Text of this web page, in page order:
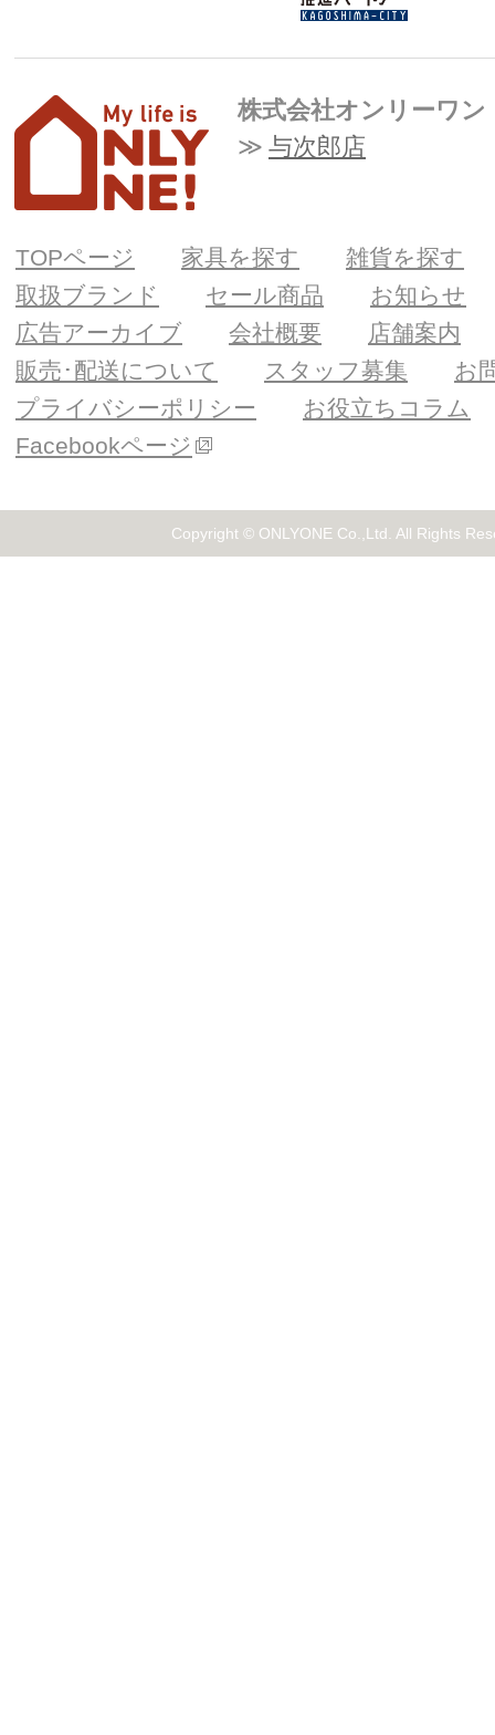
株式会社オンリーワン
与次郎店
TOPページ 家具を探す
雑貨を探す
取扱ブランド
セール商品
お知らせ
広告アーカイブ
会社概要
店舗案内
販売･配送について
スタッフ募集
お
プライバシーポリシー
お役立ちコラム
Facebookページ
Copyright © ONLYONE Co.,Ltd. All Rights